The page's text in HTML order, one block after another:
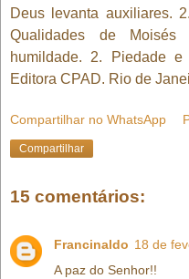
Deus levanta auxiliares.
Qualidades de
humildade. 2. Piedade
Editora CPAD. Rio de
Compartilhar no WhatsApp
Compartilhar
15 comentários:
Francinaldo 18 de
A paz do Senhor!!